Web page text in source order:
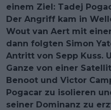
einem Ziel: Tadej
Der Angriff kam in
Wout van Aert mit
dann folgten Simon
Antritt von Sepp Kuss.
Ganze von einer
Benoot und Victor
Pogacar zu isolieren
seiner Dominanz zu